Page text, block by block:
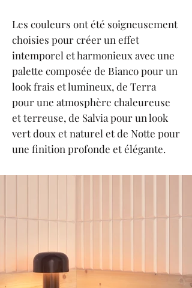
Les couleurs ont été soigneusement
choisies pour créer un effet
intemporel et harmonieux avec une
palette composée de Bianco pour un
look frais et lumineux, de Terra
pour une atmosphère chaleureuse
et terreuse, de Salvia pour un look
vert doux et naturel et de Notte pour
une finition profonde et élégante.